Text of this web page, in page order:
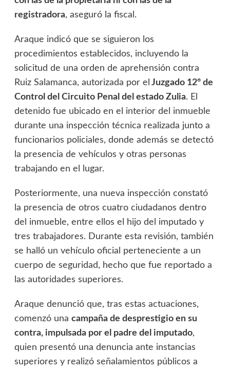
registradora, aseguró la fiscal.
Araque indicó que se siguieron los
procedimientos establecidos, incluyendo la
solicitud de una orden de aprehensión contra
Ruiz Salamanca, autorizada por el Juzgado 12º de
Control del Circuito Penal del estado Zulia. El
detenido fue ubicado en el interior del inmueble
durante una inspección técnica realizada junto a
funcionarios policiales, donde además se detectó
la presencia de vehículos y otras personas
trabajando en el lugar.
Posteriormente, una nueva inspección constató
la presencia de otros cuatro ciudadanos dentro
del inmueble, entre ellos el hijo del imputado y
tres trabajadores. Durante esta revisión, también
se halló un vehículo oficial perteneciente a un
cuerpo de seguridad, hecho que fue reportado a
las autoridades superiores.
Araque denunció que, tras estas actuaciones,
comenzó una campaña de desprestigio en su
contra, impulsada por el padre del imputado,
quien presentó una denuncia ante instancias
superiores y realizó señalamientos públicos a